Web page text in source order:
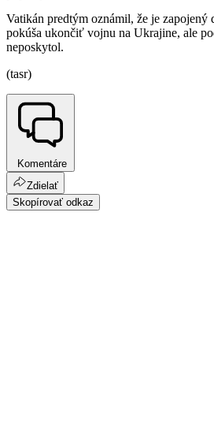
Vatikán predtým oznámil, že je zapojený
pokúša ukončiť vojnu na Ukrajine, ale
neposkytol.
(tasr)
Komentáre
Zdielať
Skopírovať odkaz